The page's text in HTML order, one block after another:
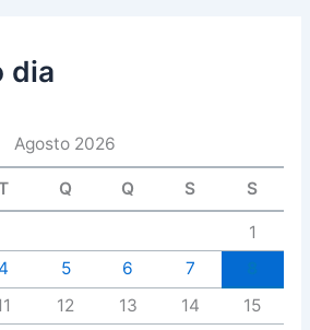
dia
Agosto 2026
Q Q S S
1
4 5 6 7
12 13 14
15